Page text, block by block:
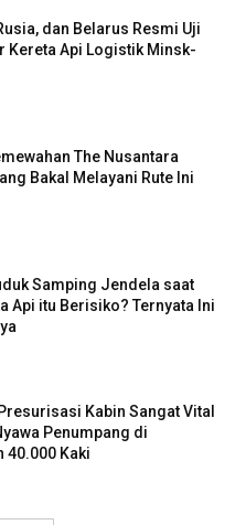
dan Belarus Resmi Uji
Kereta Api Logistik Minsk-
The Nusantara
Bakal Melayani Rute Ini
Samping Jendela saat
Api itu Berisiko? Ternyata Ini
Kabin Sangat Vital
Penumpang di
40.000 Kaki